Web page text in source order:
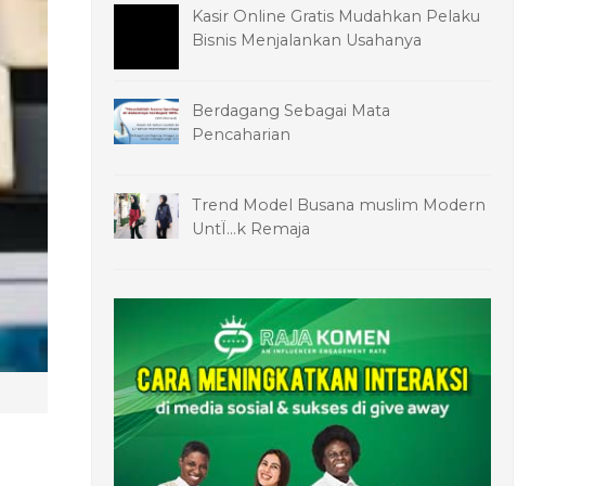
Kasir Online Gratis Mudahkan Pelaku
Bisnis Menjalankan Usahanya
Berdagang Sebagai Mata
Pencaharian
Trend Model Busana muslim Modern
UntÏ…k Remaja